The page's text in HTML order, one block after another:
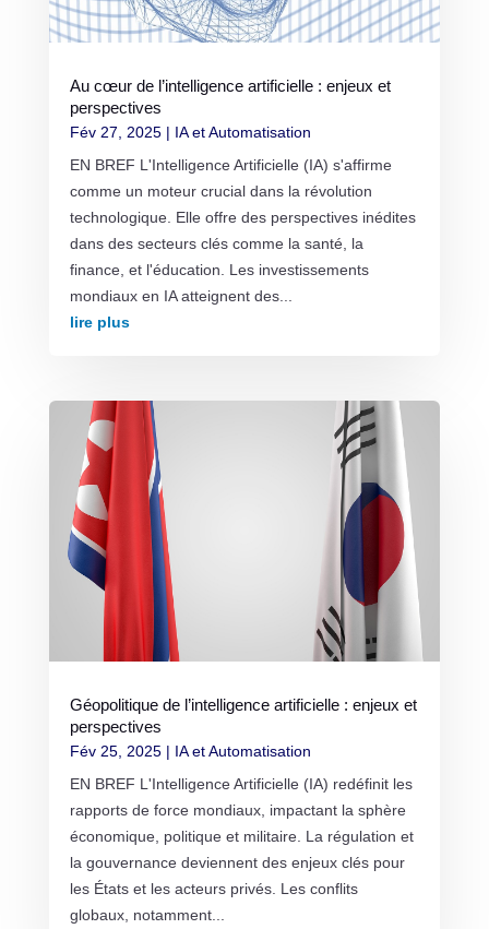
Au cœur de l’intelligence artificielle : enjeux et
perspectives
Fév 27, 2025| IA et Automatisation
EN BREF L'Intelligence Artificielle (IA) s'affirme
comme un moteur crucial dans la révolution
technologique. Elle offre des perspectives inédites
dans des secteurs clés comme la santé, la
finance, et l'éducation. Les investissements
mondiaux en IA atteignent des...
lire plus
Géopolitique de l’intelligence artificielle : enjeux et
perspectives
Fév 25, 2025| IA et Automatisation
EN BREF L'Intelligence Artificielle (IA) redéfinit les
rapports de force mondiaux, impactant la sphère
économique, politique et militaire. La régulation et
la gouvernance deviennent des enjeux clés pour
les États et les acteurs privés. Les conflits
globaux, notamment...